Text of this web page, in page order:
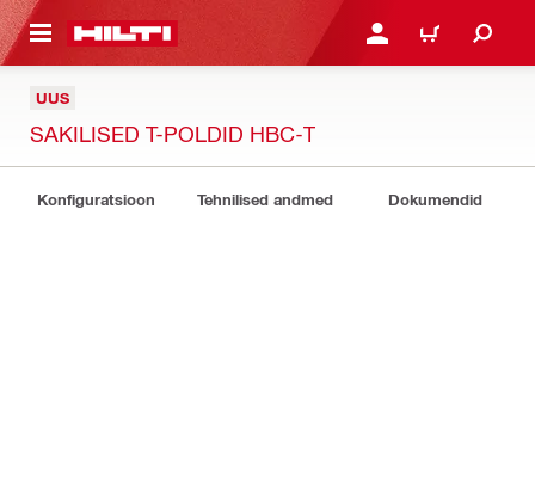
JUURDE LOGI SISSE VÕI
OSTUKORV
UUS
SAKILISED T-POLDID HBC-T
Konfiguratsioon Tehnilised andmed Dokumendid